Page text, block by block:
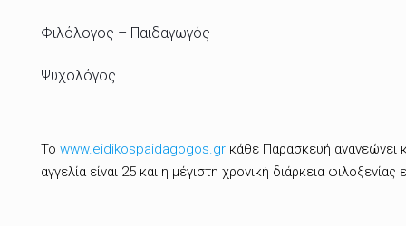
Φιλόλογος – Παιδαγωγός
Ψυχολόγος
Το www.eidikospaidagogos.grκάθε Παρασκευή ανανεώνει
αγγελία είναι 25 και η μέγιστη χρονική διάρκεια